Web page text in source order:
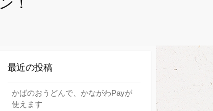
最近の投稿
かばのおうどんで、かながわPayが
使えます